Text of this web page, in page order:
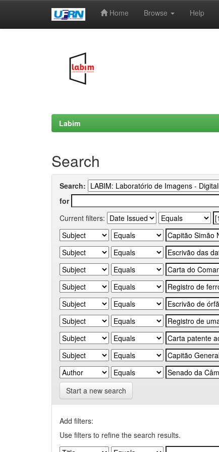
Home Browse Help
Labim
Search
Search:
for
Current filters:
Start a new search
Add filters:
Use filters to refine the search results.